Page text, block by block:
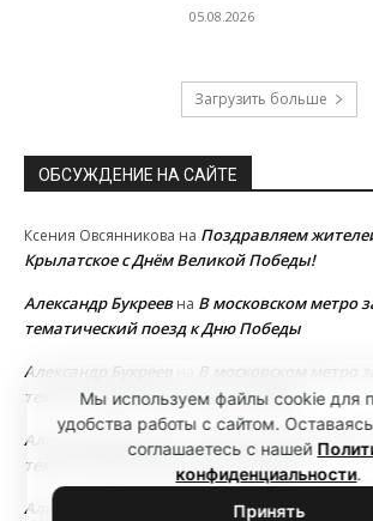
05.08.2026
Загрузить больше
ОБСУЖДЕНИЕ НА САЙТЕ
Ксения Овсянникова на Поздравляем
Крылатское с Днём Великой Победы!
Александр Букреевна В московском метро
тематический поезд к Дню Победы
Александр Букреев
В московском метро
тематический поезд к Дню Победы
Александр Букреев
В московском метро
тематический поезд к Дню Победы
Александр Букреев
В московском метро
Мы используем файлы cookie для
удобства работы с сайтом.
соглашаетесь с нашей
конфиденциальности.
Принять